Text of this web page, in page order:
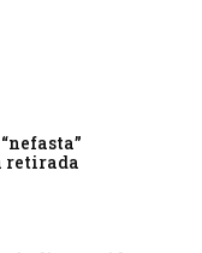
retirada